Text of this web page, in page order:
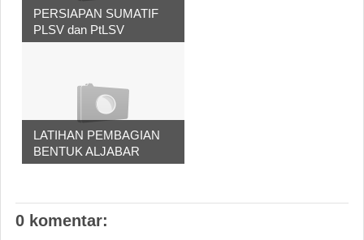
PERSIAPAN SUMATIF
PLSV dan PtLSV
LATIHAN PEMBAGIAN
BENTUK ALJABAR
0 komentar: